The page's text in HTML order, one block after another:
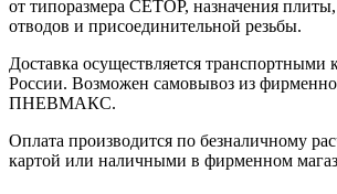
от типоразмера CETOP, назначения плиты,
отводов и присоединительной резьбы.
Доставка осуществляется транспортными
России. Возможен самовывоз из
ПНЕВМАКС.
Оплата производится по безналичному
картой или наличными в фирменном